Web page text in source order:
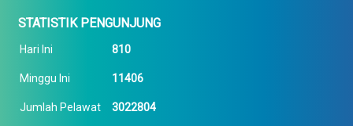
STATISTIK PENGUNJUNG
Hari Ini 810
Minggu Ini 11406
Jumlah Pelawat 3022804